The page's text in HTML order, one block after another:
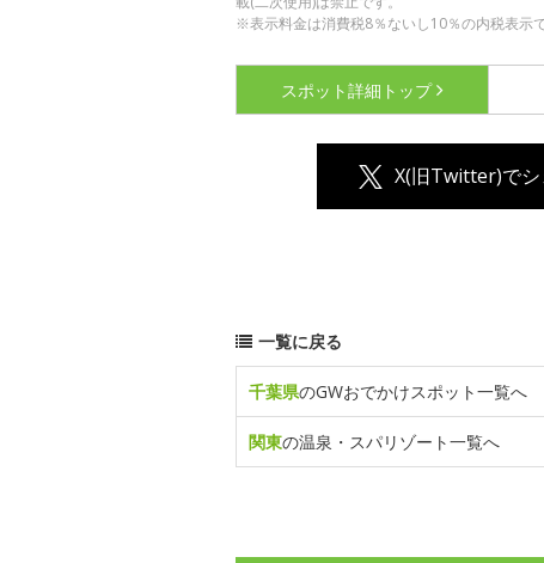
※表示料金は消費税8％ないし10％の内税表示で
スポット詳細 トップ
X(旧Twitter)でシ
一覧に戻る
千葉県のGWおでかけスポット一覧へ
関東の温泉・スパリゾート一覧へ